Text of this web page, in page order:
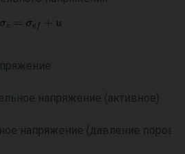
напряжение (активное)
напряжение (давление